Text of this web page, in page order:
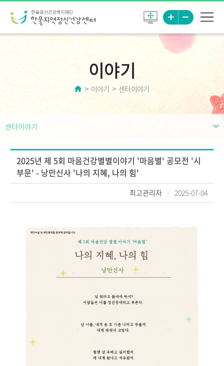
이야기
이야기 센터이야기
센터이야기
2025년 제 5회 마음건강별별이야기 '마음별' 공모전 '시
부문' - 낭만신사 '나의 지혜, 나의 힘'
최고관리자 2025-07-04